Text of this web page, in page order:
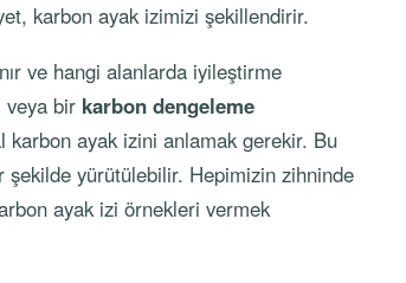
karbon ayak izimizi şekillendirir.
ve hangi alanlarda iyileştirme
veya bir karbon dengeleme
ayak izini anlamak gerekir. Bu
yürütülebilir. Hepimizin zihninde
ayak izi örnekleri vermek